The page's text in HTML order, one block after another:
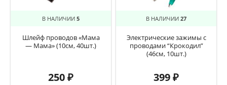
В НАЛИЧИИ 5
Шлейф проводов «Мама
— Мама» (10см, 40шт.)
250₽
В НАЛИЧИИ 27
Электрические зажимы с
проводами “Крокодил”
(46см, 10шт.)
399₽